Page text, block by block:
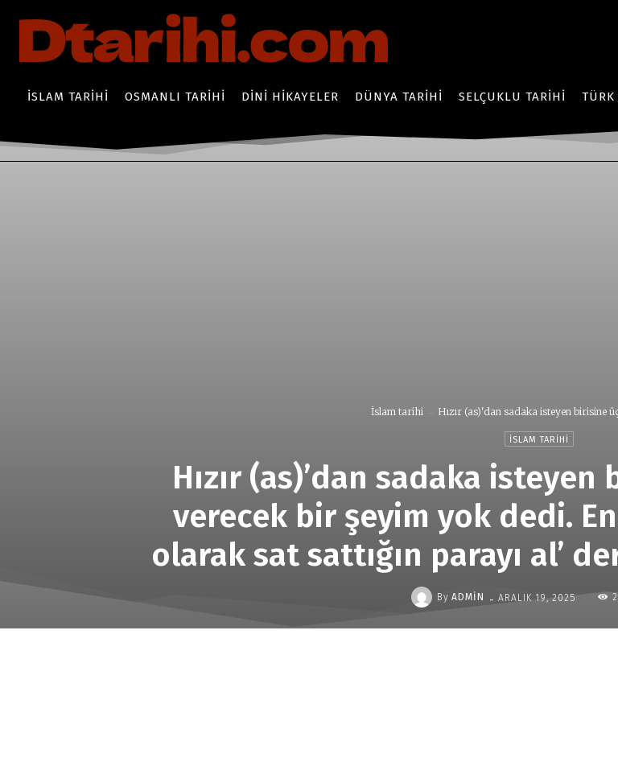
İSLAM TARIHI OSMANLI TARIHI DINI HIKAYELER DÜNYA TARIHI SELÇUKLU TARIHI TÜRK
İslam tarihi Hızır (as)'dan sadaka isteyen birisine
İSLAM TARIHI
Hızır (as)’dan sadaka
verecek bir şeyim yok dedi.
olarak sat sattığın parayı al’
By ADMIN - ARALIK 19, 2025